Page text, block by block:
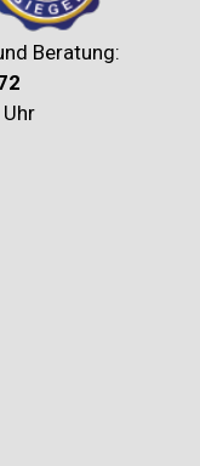
Beratung: